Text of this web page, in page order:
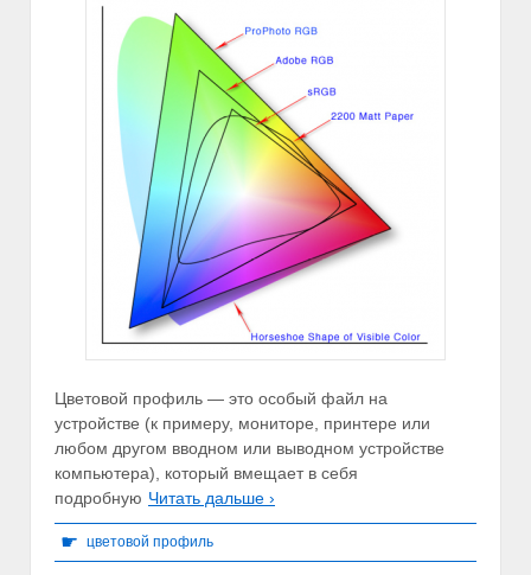
Цветовой профиль — это особый файл на
устройстве (к примеру, мониторе, принтере или
любом другом вводном или выводном устройстве
компьютера), который вмещает в себя
подробную Читать дальше ›
☛ цветовой профиль